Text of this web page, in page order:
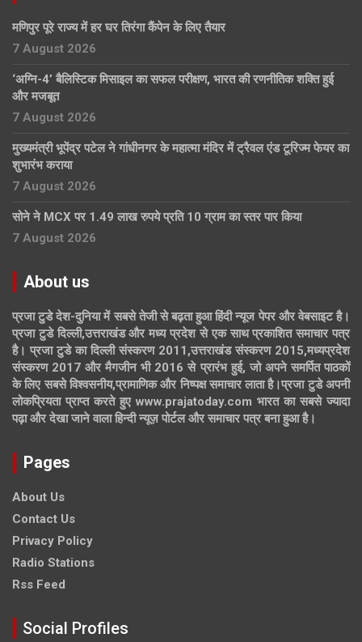
मणिपुर पूरे राज्य में हर घर तिरंगा कैंपेन के लिए तैयार
7 August 2026
‘अग्नि-4’ बैलिस्टिक मिसाइल का सफल परीक्षण, भारत की रणनीतिक शक्ति हुई
और मजबूत
7 August 2026
मुख्यमंत्री भूपेंद्र पटेल ने गांधीनगर के महात्मा मंदिर में ट्रैवल एंड टूरिज्म फेयर का
शुभारंभ कराया
7 August 2026
सोने ने MCX पर 1.49 लाख रुपये प्रति 10 ग्राम का स्तर पार किया
7 August 2026
About us
प्रजा टुडे देश-दुनिया में सबसे तेजी से बढ़ता हुआ हिंदी न्यूज पेपर और वेबसाइट है।
प्रजा टुडे दिल्ली,उत्तराखंड और मध्य प्रदेश से एक साथ प्रकाशित समाचार पत्र
है। प्रजा टुडे का दिल्ली संस्करण 2011,उत्तराखंड संस्करण 2015,मध्यप्रदेश
संस्करण 2017 और मैगजीन भी 2016 से प्रारंभ हुई, जो अपने समर्पित पाठकों
के लिए सबसे विश्वसनीय,प्रामाणिक और निष्पक्ष समाचार लाता है।प्रजा टुडे अपनी
लोकप्रियता प्राप्त करते हुए www.prajatoday.com भारत का सबसे ज्यादा
पढ़ा और देखा जाने वाला हिन्दी न्यूज़ पोर्टल और समाचार पत्र बना हुआ है।
Pages
About Us
Contact Us
Privacy Policy
Radio Stations
Rss Feed
Social Profiles